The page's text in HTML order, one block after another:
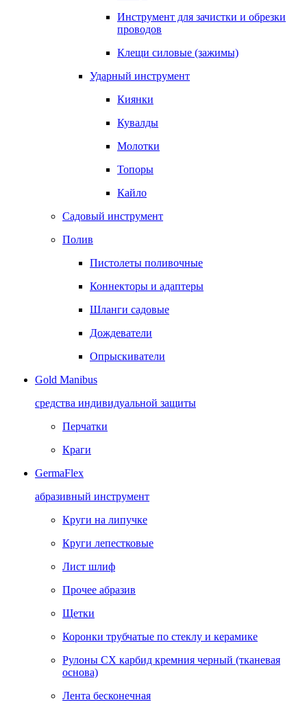
Инструмент для зачистки и обрезки
проводов
Клещи силовые (зажимы)
Ударный инструмент
Киянки
Кувалды
Молотки
Топоры
Кайло
Садовый инструмент
Полив
Пистолеты поливочные
Коннекторы и адаптеры
Шланги садовые
Дождеватели
Опрыскиватели
Gold Manibus
средства индивидуальной защиты
Перчатки
Краги
GermaFlex
абразивный инструмент
Круги на липучке
Круги лепестковые
Лист шлиф
Прочее абразив
Щетки
Коронки трубчатые по стеклу и керамике
Рулоны CX карбид кремния черный (тканевая
основа)
Лента бесконечная